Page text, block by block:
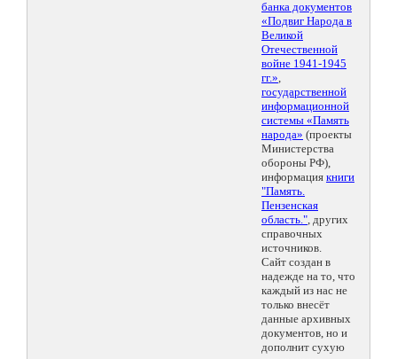
банка документов
«Подвиг Народа в
Великой
Отечественной
войне 1941-1945
гг.»,
государственной
информационной
системы «Память
народа» (проекты
Министерства
обороны РФ),
информация книги
"Память.
Пензенская
область.", других
справочных
источников.
Сайт создан в
надежде на то, что
каждый из нас не
только внесёт
данные архивных
документов, но и
дополнит сухую